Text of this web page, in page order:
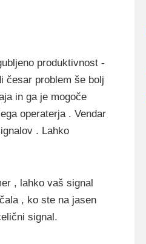
produktivnost -
česar problem še bolj
in ga je mogoče
operaterja . Vendar
. Lahko
, lahko vaš signal
, ko ste na jasen
signal.